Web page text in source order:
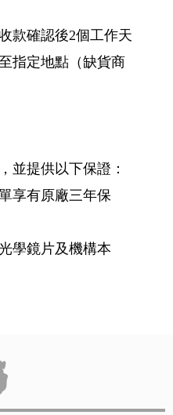
款確認後2個工作天
指定地點（缺貨商
並提供以下保證：
享有原廠三年保
學鏡片及機構本